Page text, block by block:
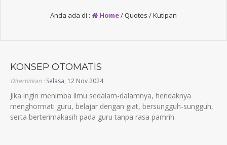
Anda ada di : Home/ Quotes / Kutipan
KONSEP OTOMATIS
Diterbitkan :Selasa, 12 Nov 2024
Jika ingin menimba ilmu sedalam-dalamnya, hendaknya
menghormati guru, belajar dengan giat, bersungguh-sungguh,
serta berterimakasih pada guru tanpa rasa pamrih